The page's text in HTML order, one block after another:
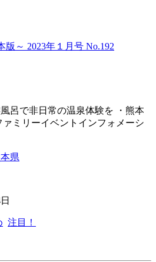
～ 2023年１月号 No.192
呂で非日常の温泉体験を ・熊本
ミリーイベントインフォメーシ
県
注目！